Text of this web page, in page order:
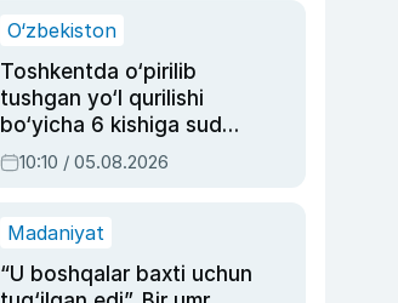
O‘zbekiston
Toshkentda o‘pirilib
tushgan yo‘l qurilishi
bo‘yicha 6 kishiga sud
hukmi o‘qildi
10:10 / 05.08.2026
Madaniyat
“U boshqalar baxti uchun